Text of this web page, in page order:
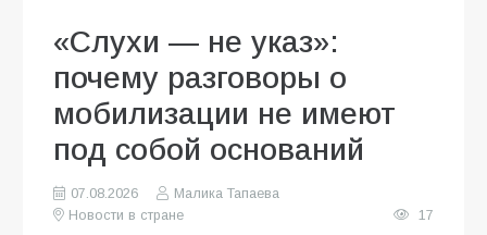
«Слухи — не указ»:
почему разговоры о
мобилизации не имеют
под собой оснований
07.08.2026
Малика Тапаева
Новости в стране
17